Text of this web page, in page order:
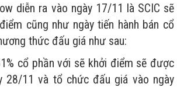
diễn ra vào ngày 17/11 là SCIC sẽ
cũng như ngày tiến hành bán cổ
thức đấu giá như sau:
cổ phần với sẽ khởi điểm sẽ được
28/11 và tổ chức đấu giá vào ngày